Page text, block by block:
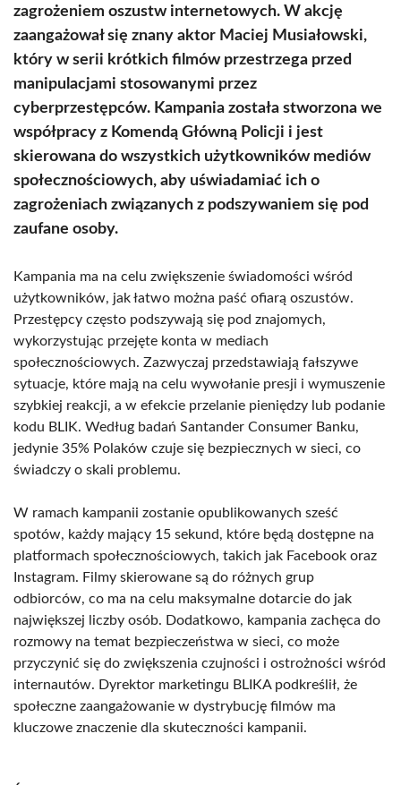
zagrożeniem oszustw internetowych. W akcję
zaangażował się znany aktor Maciej Musiałowski,
który w serii krótkich filmów przestrzega przed
manipulacjami stosowanymi przez
cyberprzestępców. Kampania została stworzona we
współpracy z Komendą Główną Policji i jest
skierowana do wszystkich użytkowników mediów
społecznościowych, aby uświadamiać ich o
zagrożeniach związanych z podszywaniem się pod
zaufane osoby.
Kampania ma na celu zwiększenie świadomości wśród
użytkowników, jak łatwo można paść ofiarą oszustów.
Przestępcy często podszywają się pod znajomych,
wykorzystując przejęte konta w mediach
społecznościowych. Zazwyczaj przedstawiają fałszywe
sytuacje, które mają na celu wywołanie presji i wymuszenie
szybkiej reakcji, a w efekcie przelanie pieniędzy lub podanie
kodu BLIK. Według badań Santander Consumer Banku,
jedynie 35% Polaków czuje się bezpiecznych w sieci, co
świadczy o skali problemu.
W ramach kampanii zostanie opublikowanych sześć
spotów, każdy mający 15 sekund, które będą dostępne na
platformach społecznościowych, takich jak Facebook oraz
Instagram. Filmy skierowane są do różnych grup
odbiorców, co ma na celu maksymalne dotarcie do jak
największej liczby osób. Dodatkowo, kampania zachęca do
rozmowy na temat bezpieczeństwa w sieci, co może
przyczynić się do zwiększenia czujności i ostrożności wśród
internautów. Dyrektor marketingu BLIKA podkreślił, że
społeczne zaangażowanie w dystrybucję filmów ma
kluczowe znaczenie dla skuteczności kampanii.